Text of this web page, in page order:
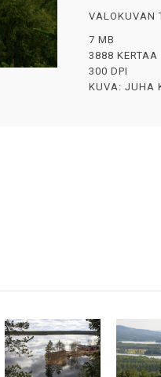
VALOKUVAN
7 MB
3888
300 DPI
KUVA: JUHA